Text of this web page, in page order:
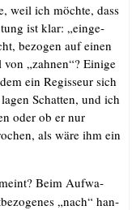
weil ich möch­te, dass
ist klar: „ein­ge­
bezo­gen auf einen
„zah­nen“? Eini­ge
ein Regis­seur sich
Schat­ten, und ich
oder ob er nur
als wäre ihm ein
Beim Auf­wa­
„nach“ han­